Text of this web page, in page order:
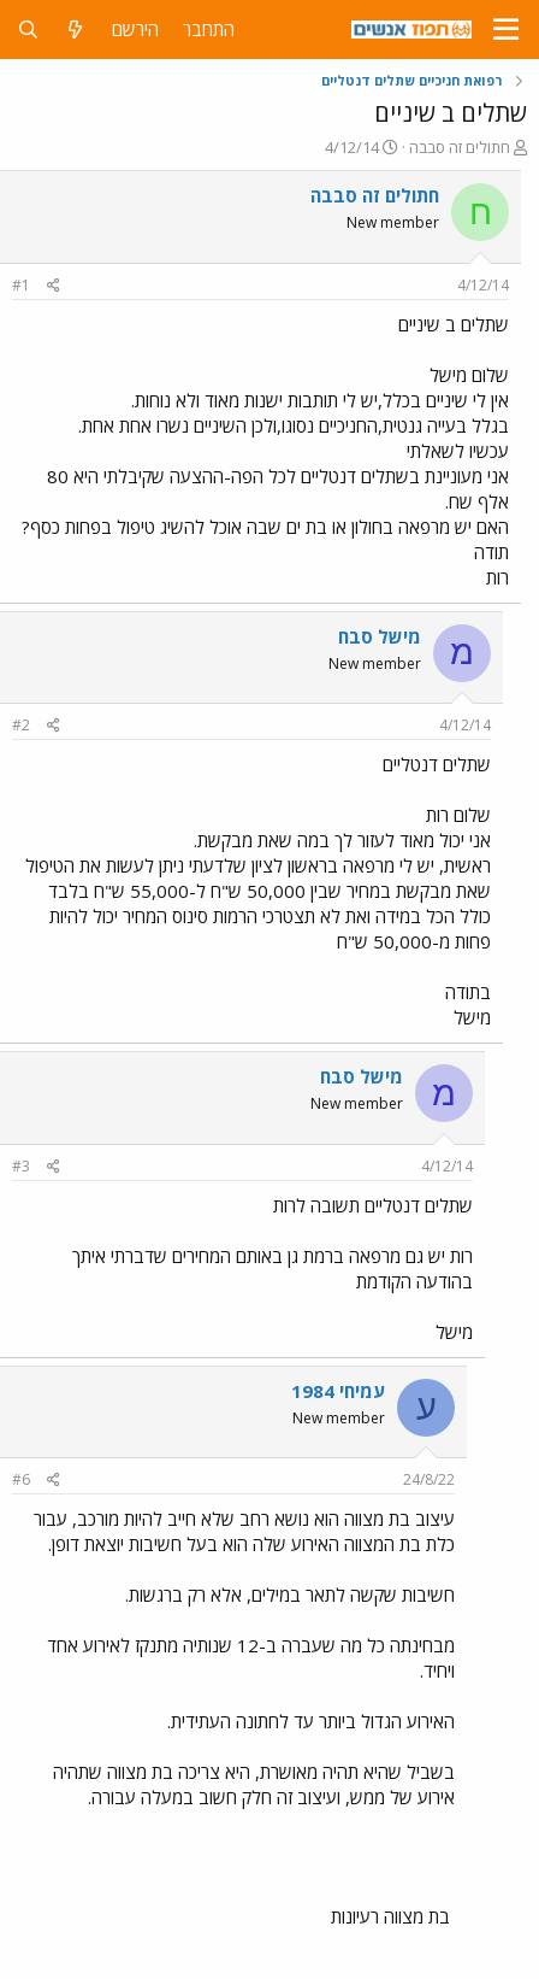
התחבר הירשם
רפואת חניכיים שתלים דנטליים
שתלים ב שיניים
פ
ו
ת
ח
ה
ש
א
חתולים זה סבבה
פ
ו
ר
ם
4/12/14
ח חתולים זה סבבה
New member
4/12/14
#1
שתלים ב שיניים
שלום מישל
אין לי שיניים בכלל,יש לי תותבות ישנות מאוד ולא נוחות.
בגלל בעייה גנטית,החניכיים נסוגו,ולכן השיניים נשרו אחת אחת.
עכשיו לשאלתי
אני מעוניינת בשתלים דנטליים לכל הפה-ההצעה שקיבלתי היא 80
אלף שח.
האם יש מרפאה בחולון או בת ים שבה אוכל להשיג טיפול בפחות כסף?
תודה
רות
מ מישל סבח
New member
4/12/14
#2
שתלים דנטליים
שלום רות
אני יכול מאוד לעזור לך במה שאת מבקשת.
ראשית, יש לי מרפאה בראשון לציון שלדעתי ניתן לעשות את הטיפול
שאת מבקשת במחיר שבין 50,000 ש"ח ל-55,000 ש"ח בלבד
כולל הכל במידה ואת לא תצטרכי הרמות סינוס המחיר יכול להיות
פחות מ-50,000 ש"ח
בתודה
מישל
מ מישל סבח
New member
4/12/14
#3
שתלים דנטליים תשובה לרות
רות יש גם מרפאה ברמת גן באותם המחירים שדברתי איתך
בהודעה הקודמת
מישל
ע עמיחי 1984
New member
24/8/22
#6
עיצוב בת מצווה הוא נושא רחב שלא חייב להיות מורכב, עבור
כלת בת המצווה האירוע שלה הוא בעל חשיבות יוצאת דופן.
חשיבות שקשה לתאר במילים, אלא רק ברגשות.
מבחינתה כל מה שעברה ב-12 שנותיה מתנקז לאירוע אחד
ויחיד.
האירוע הגדול ביותר עד לחתונה העתידית.
בשביל שהיא תהיה מאושרת, היא צריכה בת מצווה שתהיה
אירוע של ממש, ועיצוב זה חלק חשוב במעלה עבורה.
בת מצווה רעיונות